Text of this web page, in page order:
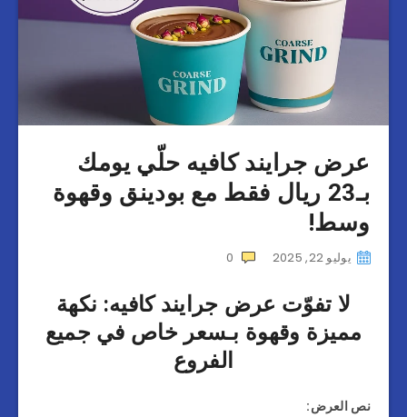
عرض جرايند كافيه حلّي يومك
بـ23 ريال فقط مع بودينق وقهوة
وسط!
يوليو 22, 2025 0
لا تفوّت عرض جرايند كافيه: نكهة
مميزة وقهوة بـسعر خاص في جميع
الفروع
نص العرض: